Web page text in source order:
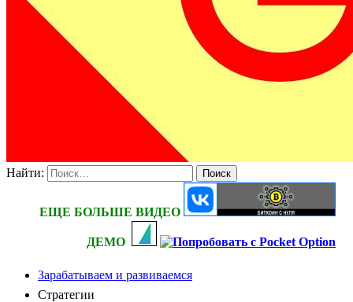
Найти:
ЕЩЕ БОЛЬШЕ ВИДЕО
ДЕМО
Зарабатываем и развиваемся
Стратегии